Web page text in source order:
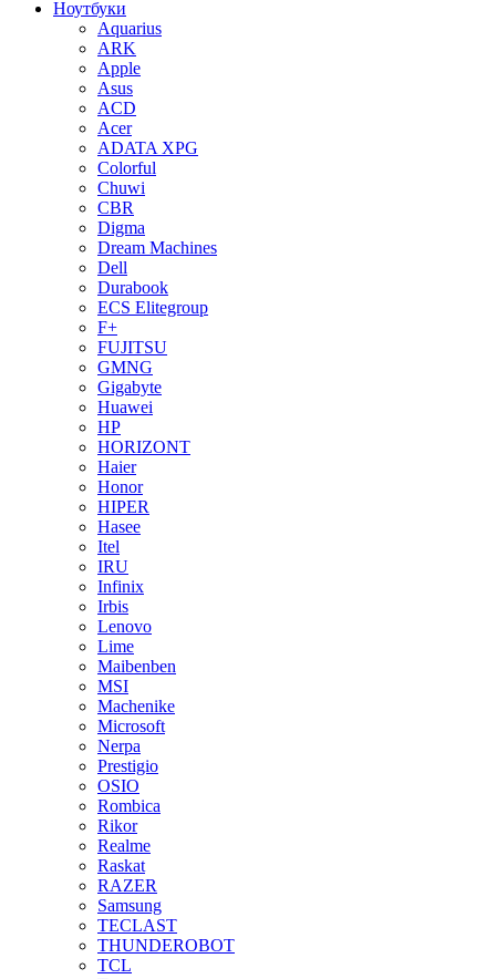
Ноутбуки
Aquarius
ARK
Apple
Asus
ACD
Acer
ADATA XPG
Colorful
Chuwi
CBR
Digma
Dream Machines
Dell
Durabook
ECS Elitegroup
F+
FUJITSU
GMNG
Gigabyte
Huawei
HP
HORIZONT
Haier
Honor
HIPER
Hasee
Itel
IRU
Infinix
Irbis
Lenovo
Lime
Maibenben
MSI
Machenike
Microsoft
Nerpa
Prestigio
OSIO
Rombica
Rikor
Realme
Raskat
RAZER
Samsung
TECLAST
THUNDEROBOT
TCL